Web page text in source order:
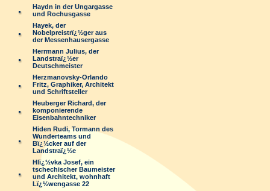
Haydn in der Ungargasse
und Rochusgasse
Hayek, der
Nobelpreistrï¿½ger aus
der Messenhausergasse
Herrmann Julius, der
Landstraï¿½er
Deutschmeister
Herzmanovsky-Orlando
Fritz, Graphiker, Architekt
und Schriftsteller
Heuberger Richard, der
komponierende
Eisenbahntechniker
Hiden Rudi, Tormann des
Wunderteams und
Bï¿½cker auf der
Landstraï¿½e
Hlï¿½vka Josef, ein
tschechischer Baumeister
und Architekt, wohnhaft
Lï¿½wengasse 22